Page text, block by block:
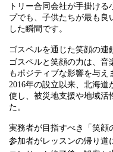
トリー合同会社が手掛け
プでも、子供たちが最も良
した瞬間です。
ゴスペルを通じた笑顔の連
ゴスペルと笑顔の力は、音
もポジティブな影響を与え
2016年の設立以来、北海
使し、被災地支援や地域活
た。
実務者が目指すべき「笑顔
参加者がレッスンの帰り道